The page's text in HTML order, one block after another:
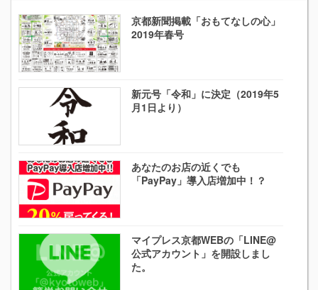
京都新聞掲載「おもてなしの心」
2019年春号
新元号「令和」に決定（2019年5
月1日より）
あなたのお店の近くでも
「PayPay」導入店増加中！？
マイプレス京都WEBの「LINE@
公式アカウント」を開設しまし
た。